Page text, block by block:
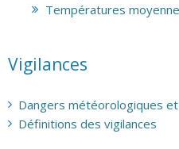
Températures
Vigilances
Dangers météorologiques
Définitions des vigilances